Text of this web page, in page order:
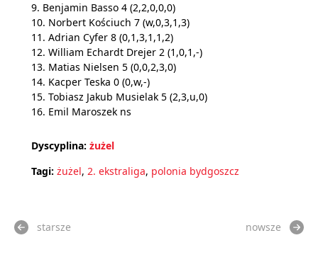
9. Benjamin Basso 4 (2,2,0,0,0)
10. Norbert Kościuch 7 (w,0,3,1,3)
11. Adrian Cyfer 8 (0,1,3,1,1,2)
12. William Echardt Drejer 2 (1,0,1,-)
13. Matias Nielsen 5 (0,0,2,3,0)
14. Kacper Teska 0 (0,w,-)
15. Tobiasz Jakub Musielak 5 (2,3,u,0)
16. Emil Maroszek ns
Dyscyplina: żużel
Tagi: żużel, 2. ekstraliga, polonia bydgoszcz
starsze nowsze